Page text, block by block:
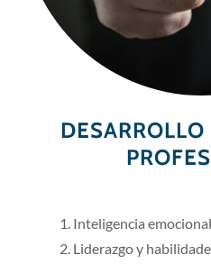
Inteligencia emocional
Liderazgo y